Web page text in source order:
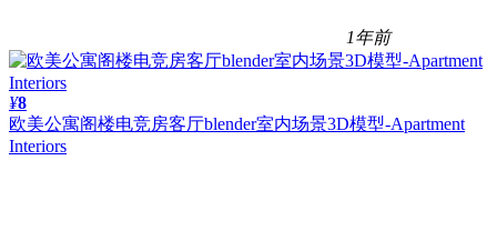
1年前
¥8
欧美公寓阁楼电竞房客厅blender室内场景3D模型-Apartment
Interiors